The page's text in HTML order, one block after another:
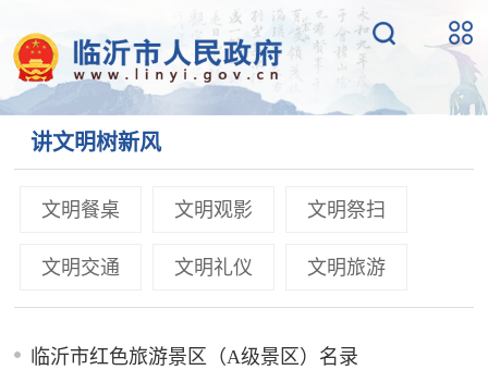
讲文明树新风
文明餐桌 文明观影 文明祭扫
文明交通 文明礼仪 文明旅游
临沂市红色旅游景区（A级景区）名录